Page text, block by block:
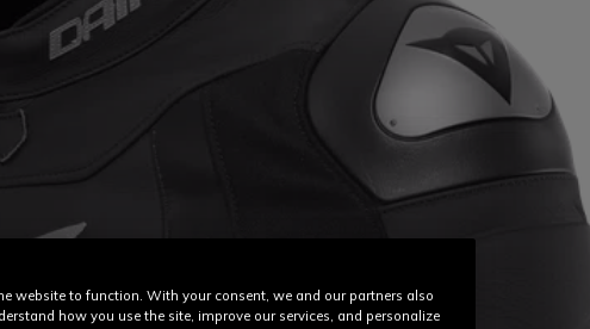
website to function. With your consent, we and our partners also
how you use the site, improve our services, and personalize